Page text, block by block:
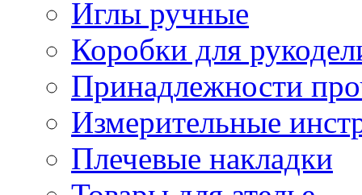
Иглы ручные
Коробки для
Принадлежности
Измерительные
Плечевые накладки